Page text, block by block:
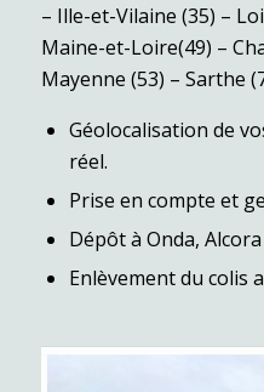
– Ille-et-Vilaine (35) –
Maine-et-Loire(49) –
Mayenne (53) – Sarthe
Géolocalisation de
réel.
Prise en compte et
Dépôt à Onda,
Enlèvement du colis